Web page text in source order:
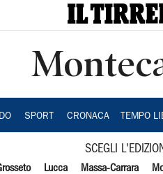
SPORT CRONACA TEMPO
SCEGLI
Lucca Massa-Carrara